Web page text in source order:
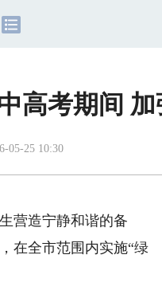
高考期间
05-25 10:30
营造宁静和谐的备
在全市范围内实施“绿